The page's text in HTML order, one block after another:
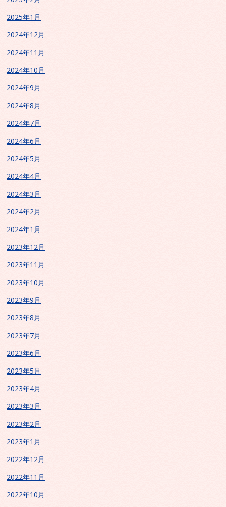
2025年1月
2024年12月
2024年11月
2024年10月
2024年9月
2024年8月
2024年7月
2024年6月
2024年5月
2024年4月
2024年3月
2024年2月
2024年1月
2023年12月
2023年11月
2023年10月
2023年9月
2023年8月
2023年7月
2023年6月
2023年5月
2023年4月
2023年3月
2023年2月
2023年1月
2022年12月
2022年11月
2022年10月